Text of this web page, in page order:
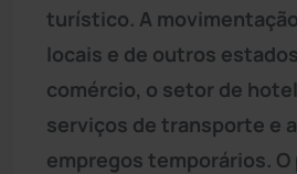
turístico. A
locais e de outros
comércio, o setor de
serviços de transporte e
empregos temporários. O